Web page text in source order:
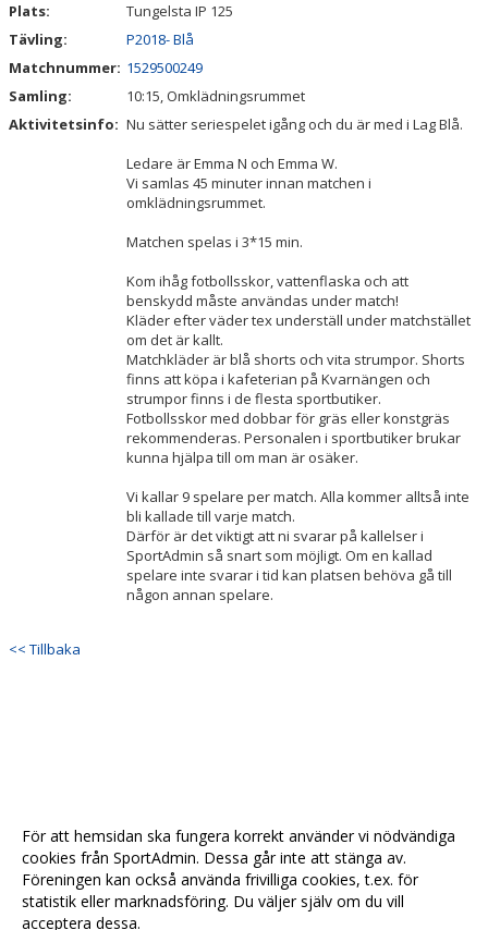
KONTAKT
Plats:
Tungelsta IP 125
Tävling:
P2018- Blå
Matchnummer: 1529500249
Samling:
10:15, Omklädningsrummet
Aktivitetsinfo: Nu sätter seriespelet igång och du är med i Lag Blå.
Ledare är Emma N och Emma W.
Vi samlas 45 minuter innan matchen i
omklädningsrummet.
Matchen spelas i 3*15 min.
Kom ihåg fotbollsskor, vattenflaska och att
benskydd måste användas under match!
Kläder efter väder tex underställ under matchstället
om det är kallt.
Matchkläder är blå shorts och vita strumpor. Shorts
finns att köpa i kafeterian på Kvarnängen och
strumpor finns i de flesta sportbutiker.
Fotbollsskor med dobbar för gräs eller konstgräs
rekommenderas. Personalen i sportbutiker brukar
kunna hjälpa till om man är osäker.
Vi kallar 9 spelare per match. Alla kommer alltså inte
bli kallade till varje match.
Därför är det viktigt att ni svarar på kallelser i
SportAdmin så snart som möjligt. Om en kallad
spelare inte svarar i tid kan platsen behöva gå till
någon annan spelare.
<< Tillbaka
För att hemsidan ska fungera korrekt använder vi nödvändiga
cookies från SportAdmin. Dessa går inte att stänga av.
Föreningen kan också använda frivilliga cookies, t.ex. för
statistik eller marknadsföring. Du väljer själv om du vill
acceptera dessa.